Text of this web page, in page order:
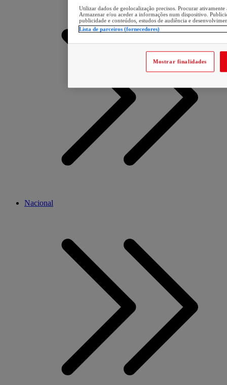
Nacional
Utilizar dados de geolocalização precisos. Procurar
Armazenar e/ou aceder a informações num dispositivo.
publicidade e conteúdos, estudos de audiência e
Lista de parceiros (fornecedores)
Mostrar finalidades